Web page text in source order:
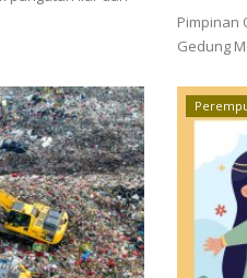
Pimpinan
Gedung